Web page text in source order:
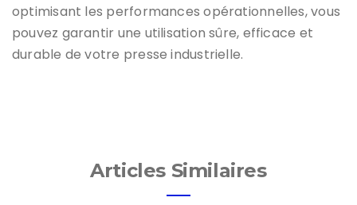
optimisant les performances opérationnelles, vous
pouvez garantir une utilisation sûre, efficace et
durable de votre presse industrielle.
Articles Similaires